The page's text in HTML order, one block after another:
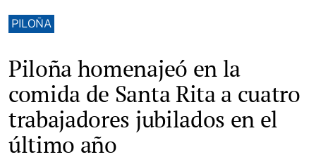
PILOÑA
Piloña homenajeó en la
comida de Santa Rita a cuatro
trabajadores jubilados en el
último año